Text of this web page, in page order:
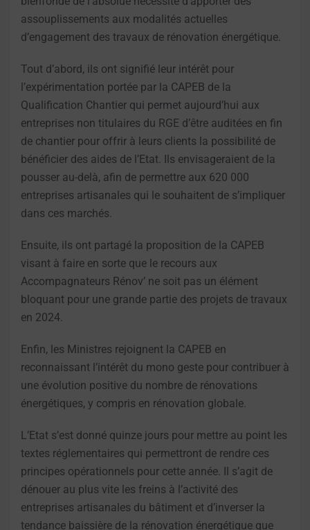
assouplissements aux modalités actuelles
d’engagement des travaux de rénovation énergétique.
Tout d’abord, ils ont signifié leur intérêt pour
l’expérimentation portée par la CAPEB de la
Qualification Chantier qui permet aujourd’hui aux
entreprises non titulaires du RGE d’être auditées en fin
de chantier pour offrir à leurs clients la possibilité de
bénéficier des aides de l’Etat. Ils envisageraient de la
pousser au-delà, afin de permettre aux 620 000
entreprises artisanales qui le souhaitent de s’impliquer
dans ces marchés.
Ensuite, ils ont partagé la proposition de la CAPEB
visant à faire en sorte que le recours aux
Accompagnateurs Rénov’ ne soit pas un élément
bloquant pour une grande partie des projets de travaux
en 2024.
Enfin, les Ministres rejoignent la CAPEB en
reconnaissant l’intérêt du mono geste pour contribuer à
une évolution positive du nombre de rénovations
énergétiques, y compris en rénovation globale.
L’Etat s’est donné quinze jours pour mettre au point les
textes réglementaires qui permettront de rendre ces
principes opérationnels pour cette année. Il s’agit de
dénouer au plus vite les freins à l’activité des
entreprises artisanales du bâtiment et d’inverser la
tendance baissière de la rénovation énergétique que